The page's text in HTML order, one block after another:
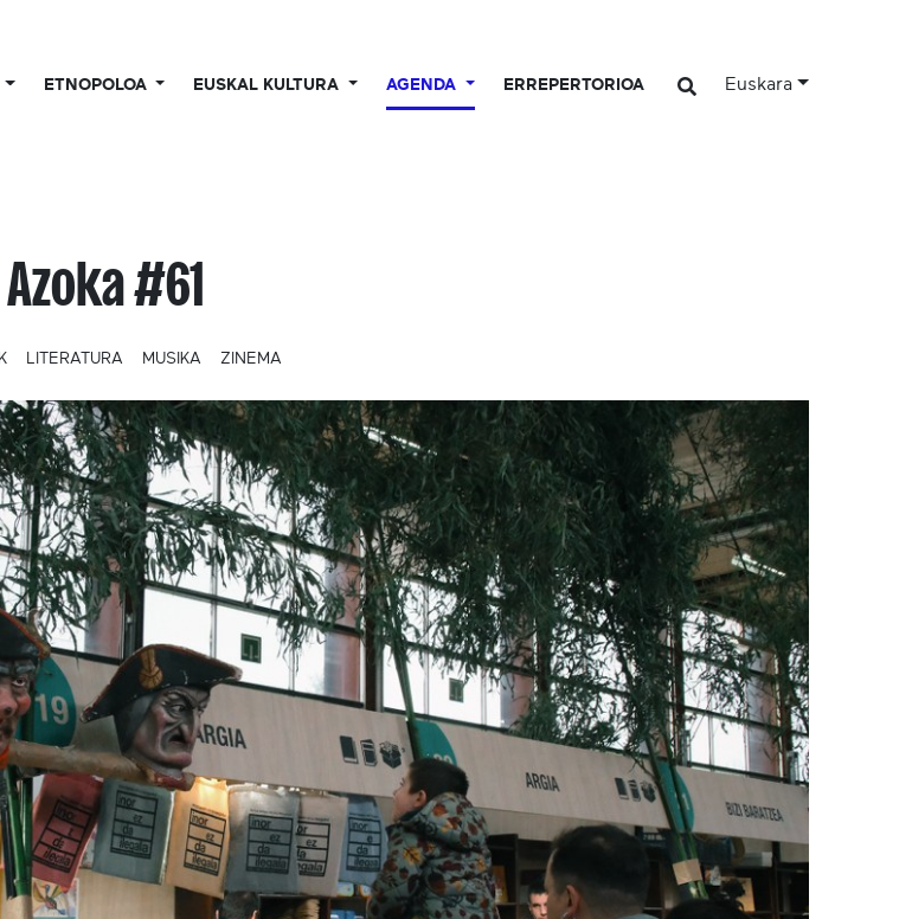
ETNOPOLOA EUSKAL KULTURA AGENDA ERREPERTORIOA Euskara
#61
LITERATURA MUSIKA ZINEMA